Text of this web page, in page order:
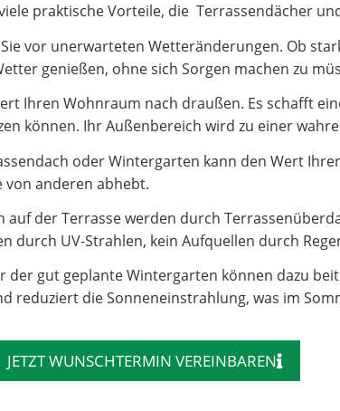
praktische Vorteile, die Terrassendächer
vor unerwarteten Wetteränderungen. Ob
genießen, ohne sich Sorgen machen zu
Ihren Wohnraum nach draußen. Es schafft
können. Ihr Außenbereich wird zu einer
oder Wintergarten kann den Wert
von anderen abhebt.
auf der Terrasse werden durch
durch UV-Strahlen, kein Aufquellen durch
der gut geplante Wintergarten können dazu
reduziert die Sonneneinstrahlung, was im
JETZT WUNSCHTERMIN VEREINBAREN